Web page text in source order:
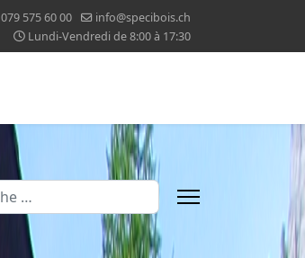
079 575 60 00
info@specibois.ch
Lundi-Vendredi de 8:00 à 17:30